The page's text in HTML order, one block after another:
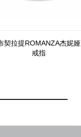
契拉提ROMANZA杰妮娅
戒指